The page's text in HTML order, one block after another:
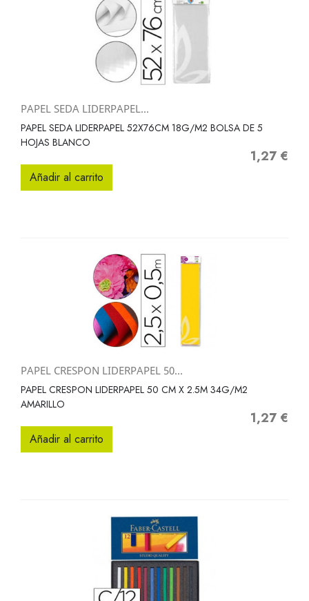
PAPEL SEDA LIDERPAPEL...
PAPEL SEDA LIDERPAPEL 52X76CM 18G/M2 BOLSA DE 5
HOJAS BLANCO
Precio
1,27 €
Añadir al carrito
PAPEL CRESPON LIDERPAPEL 50...
PAPEL CRESPON LIDERPAPEL 50 CM X 2.5M 34G/M2
AMARILLO
Precio
1,27 €
Añadir al carrito